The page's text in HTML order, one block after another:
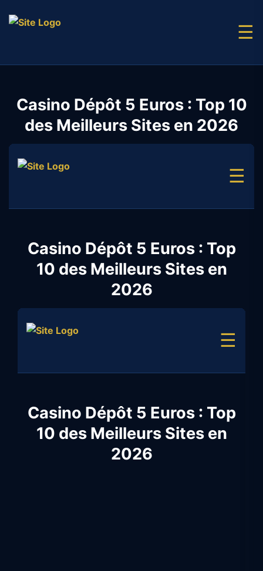
☰
Casino Dépôt 5 Euros : Top 10
des Meilleurs Sites en 2026